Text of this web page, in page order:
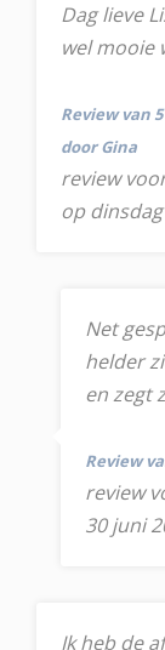
Dag lieve
wel mooie
Review van 5
door Gina
review
op
Net
helder
en zegt
Review
review
30 juni
Ik heb de